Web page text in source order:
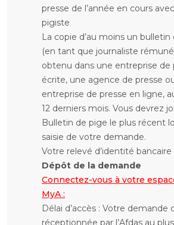
presse de l’année en cours
pigiste
La copie d’au moins un bulletin
(en tant que journaliste
obtenu dans une entreprise de
écrite, une agence de presse
entreprise de presse en ligne,
12 derniers mois. Vous devrez
Bulletin de pige le plus récent
saisie de votre demande.
Votre relevé d’identité bancaire
Dépôt de la demande
Connectez-vous à votre
MyA :
Délai d’accès : Votre demande
réceptionnée par l’Afdas au